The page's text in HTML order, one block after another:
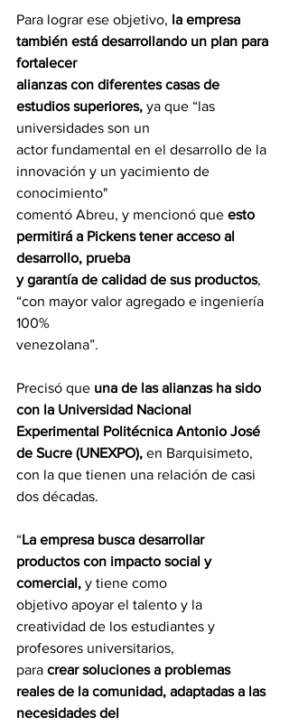
Para lograr ese objetivo, la empresa
también está desarrollando un plan para
fortalecer
alianzas con diferentes casas de
estudios superiores, ya que “las
universidades son un
actor fundamental en el desarrollo de la
innovación y un yacimiento de
conocimiento"
comentó Abreu, y mencionó que esto
permitirá a Pickens tener acceso al
desarrollo, prueba
y garantía de calidad de sus productos,
“con mayor valor agregado e ingeniería
100%
venezolana”.
Precisó que una de las alianzas ha sido
con la Universidad Nacional
Experimental Politécnica Antonio José
de Sucre (UNEXPO), en Barquisimeto,
con la que tienen una relación de casi
dos décadas.
“La empresa busca desarrollar
productos con impacto social y
comercial, y tiene como
objetivo apoyar el talento y la
creatividad de los estudiantes y
profesores universitarios,
para crear soluciones a problemas
reales de la comunidad, adaptadas a las
necesidades del